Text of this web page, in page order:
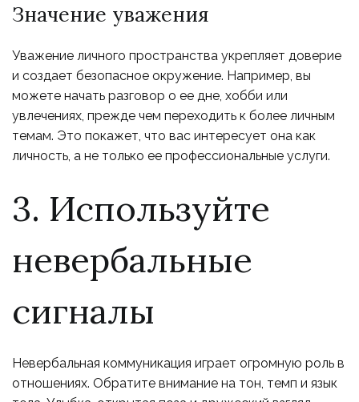
Значение уважения
Уважение личного пространства укрепляет доверие
и создает безопасное окружение. Например, вы
можете начать разговор о ее дне, хобби или
увлечениях, прежде чем переходить к более личным
темам. Это покажет, что вас интересует она как
личность, а не только ее профессиональные услуги.
3. Используйте
невербальные
сигналы
Невербальная коммуникация играет огромную роль в
отношениях. Обратите внимание на тон, темп и язык